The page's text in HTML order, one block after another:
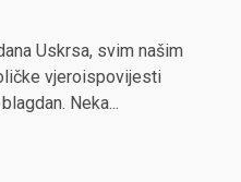
Uskrsa, svim našim
vjeroispovijesti
Neka...